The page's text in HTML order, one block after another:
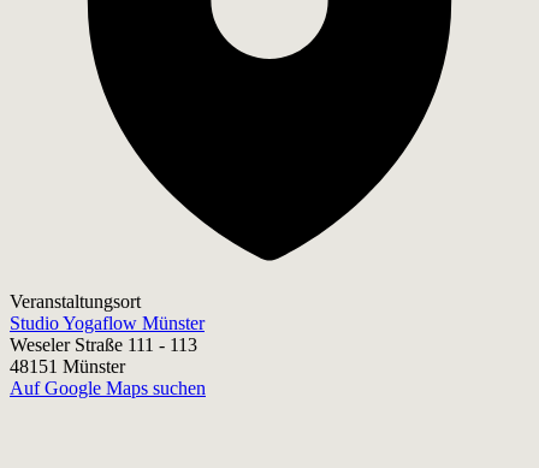
Veranstaltungsort
Studio Yogaflow Münster
Weseler Straße 111 - 113
48151 Münster
Auf Google Maps suchen